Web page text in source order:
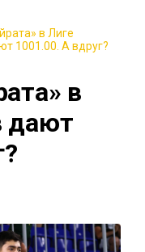
в Лиге
1001.00. А вдруг?
в
дают